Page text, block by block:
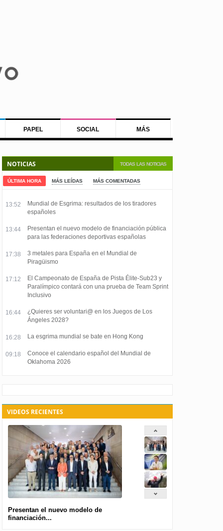
PAPEL SOCIAL MÁS
TODAS LAS NOTICIAS
NOTICIAS
ÚLTIMA HORA MÁS LEÍDAS MÁS COMENTADAS
13:52
Mundial de Esgrima: resultados de los tiradores
españoles
13:44
Presentan el nuevo modelo de financiación pública
para las federaciones deportivas españolas
17:38
3 metales para España en el Mundial de
Piragüismo
17:12
El Campeonato de España de Pista Élite-Sub23 y
Paralímpico contará con una prueba de Team Sprint
Inclusivo
16:44
¿Quieres ser voluntari@ en los Juegos de Los
Ángeles 2028?
16:28 La esgrima mundial se bate en Hong Kong
09:18
Conoce el calendario español del Mundial de
Oklahoma 2026
VIDEOS RECIENTES
Presentan el nuevo modelo de
financiación...